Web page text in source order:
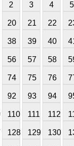
2 3 4 5
20 21 22
38 39 40
56 57 58
74 75 76
92 93 94
110 111 112
128 129 130